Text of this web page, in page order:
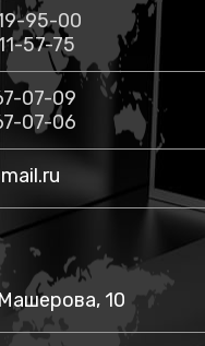
95-00
57-75
07-09
07-06
10